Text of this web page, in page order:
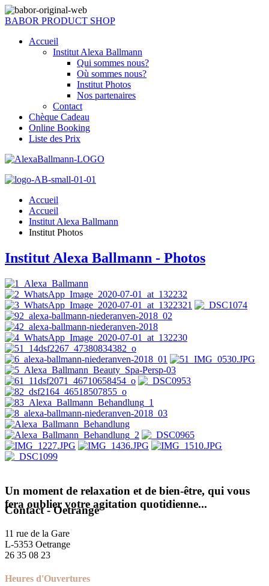
BABOR PRODUCT SHOP
Accueil
Institut Alexa Ballmann
Qui sommes nous?
Où sommes nous?
Institut Photos
Nos partenaires
Contact
Chèque Cadeau
Online Booking
Liste des Prix
Accueil
Accueil
Institut Alexa Ballmann
Institut Photos
Institut Alexa Ballmann - Photos
Un moment de relaxation et de bien-être, qui vous
fera oublier votre agitation quotidienne...
Contact - Oetrange
11 rue de la Gare
L-5353 Oetrange
26 35 08 23
Heures d'Ouvertures